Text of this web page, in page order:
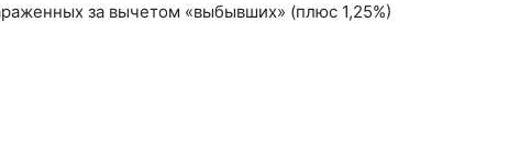
за вычетом «выбывших» (плюс 1,25%)